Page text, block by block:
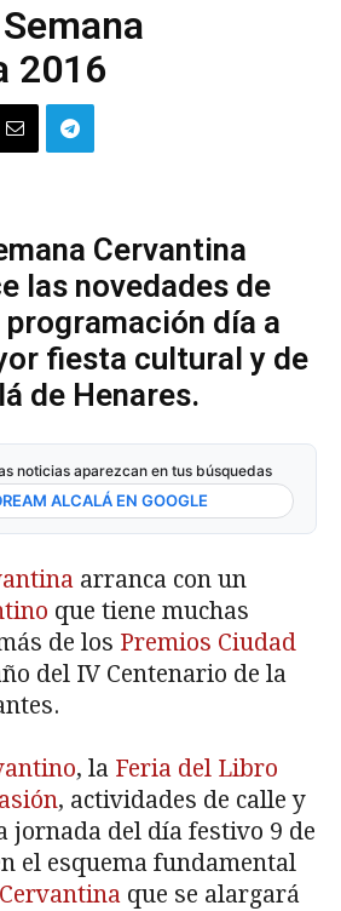
2016
Cervantina
las novedades de
programación día a
fiesta cultural y de
de Henares.
noticias aparezcan en tus búsquedas
ALCALÁ EN GOOGLE
arranca con un
que tiene muchas
de los Premios Ciudad
del IV Centenario de la
, la Feria del Libro
, actividades de calle y
jornada del día festivo 9 de
el esquema fundamental
que se alargará